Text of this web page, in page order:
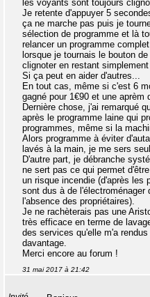
les voyants sont toujours
Je retente d'appuyer 5
ça ne marche pas puis je
sélection de programme et là
relancer un programme
lorsque je tournais le bouton
clignoter en restant
Si ça peut en aider d'autres...
En tout cas, même si c'est 6
gagné pour 1€90 et une aprèm
Dernière chose, j'ai remarqué
après le programme laine qui
programmes, même si la
Alors programme à éviter
lavés à la main, je me sers
D'autre part, je débranche
ne sert pas ce qui permet
un risque incendie (d'après les
sont dus à de
l'absence des propriétaires).
Je ne rachèterais pas une
très efficace en terme de
des services qu'elle m'a
davantage.
Merci encore au forum !
31 mai 2017 à 21:42